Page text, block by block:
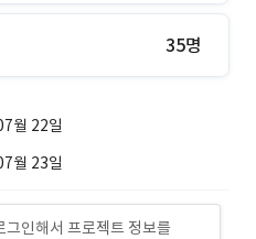
35명
월 22일
월 23일
그인해서 프로젝트 정보를